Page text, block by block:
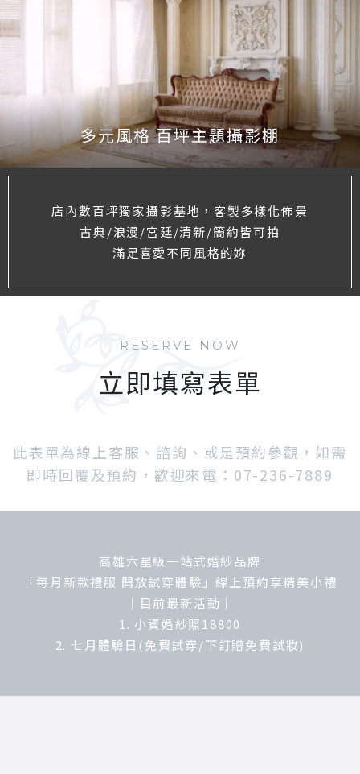
多元風格 百坪主題攝影棚
店內數百坪獨家攝影基地，客製多樣化佈景
古典/浪漫/宮廷/清新/簡約皆可拍
滿足喜愛不同風格的妳
RESERVE NOW
立即填寫表單
此表單為線上客服、諮詢、或是預約參觀，如需
即時回覆及預約，歡迎來電：07-236-7889
高雄六星級一站式婚紗品牌
「每月新款禮服 開放試穿體驗」線上預約享精美小禮
｜目前最新活動｜
1. 小資婚紗照18800
2. 七月體驗日(免費試穿/下訂贈免費試妝)